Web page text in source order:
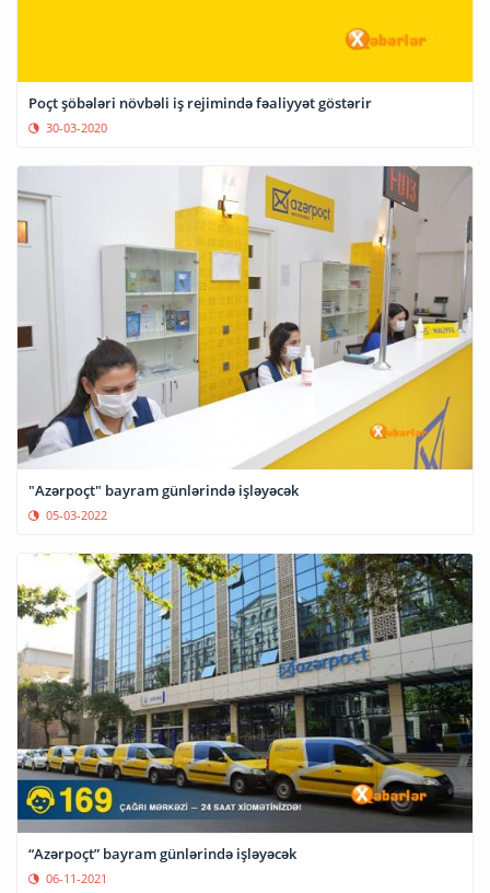
Poçt şöbələri növbəli iş rejimində fəaliyyət göstərir
30-03-2020
"Azərpoçt" bayram günlərində işləyəcək
05-03-2022
“Azərpoçt” bayram günlərində işləyəcək
06-11-2021